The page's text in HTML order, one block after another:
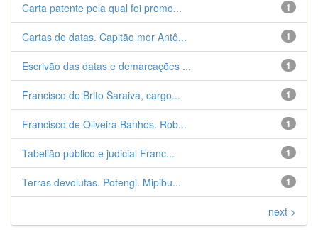
1
Carta patente pela qual foi promo...
1
Cartas de datas. Capitão mor Antô...
1
Escrivão das datas e demarcações ...
1
Francisco de Brito Saraiva, cargo...
1
Francisco de Oliveira Banhos. Rob...
1
Tabelião público e judicial Franc...
1
Terras devolutas. Potengi. Mipibu...
next >